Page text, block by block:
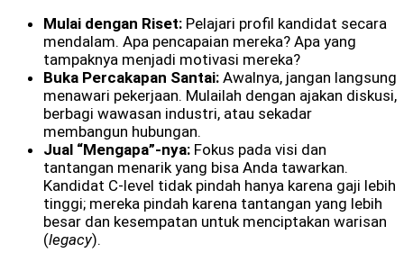
Mulai dengan Riset: Pelajari profil kandidat secara
mendalam. Apa pencapaian mereka? Apa yang
tampaknya menjadi motivasi mereka?
Buka Percakapan Santai: Awalnya, jangan langsung
menawari pekerjaan. Mulailah dengan ajakan diskusi,
berbagi wawasan industri, atau sekadar
membangun hubungan.
Jual “Mengapa”-nya: Fokus pada visi dan
tantangan menarik yang bisa Anda tawarkan.
Kandidat C-level tidak pindah hanya karena gaji lebih
tinggi; mereka pindah karena tantangan yang lebih
besar dan kesempatan untuk menciptakan warisan
(legacy).